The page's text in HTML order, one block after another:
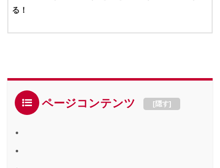
る！
ページコンテンツ [隠す]